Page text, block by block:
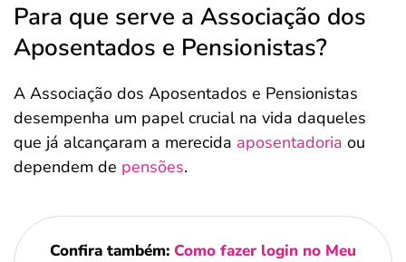
Para que serve a Associação dos
Aposentados e Pensionistas?
A Associação dos Aposentados e Pensionistas
desempenha um papel crucial na vida daqueles
que já alcançaram a merecida aposentadoria ou
dependem de pensões.
Confira também: Como fazer login no Meu